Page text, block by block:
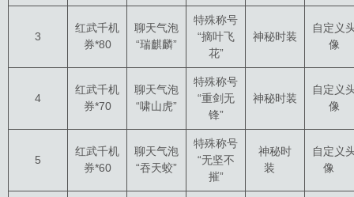
3
红武千机
券*80
聊天气泡
“瑞麒麟”
特殊称号
“摘叶飞
花”
神秘时装
自定义
像
4
红武千机
券*70
聊天气泡
“啸山虎”
特殊称号
“重剑无
锋”
神秘时装
自定义
像
5
红武千机
券*60
聊天气泡
“吞天蛟”
特殊称号
“无坚不
摧”
神秘时
装
自定义
像